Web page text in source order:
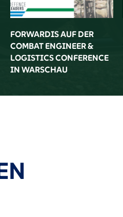
FORWARDIS AUF DER
COMBAT ENGINEER &
LOGISTICS CONFERENCE
IN WARSCHAU